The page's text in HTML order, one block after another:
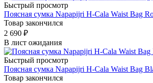
Быстрый просмотр
Поясная сумка Napapijri H-Cala Waist Bag
Товар закончился
2 690 ₽
В лист ожидания
Быстрый просмотр
Поясная сумка Napapijri H-Cala Waist Bag
Товар закончился